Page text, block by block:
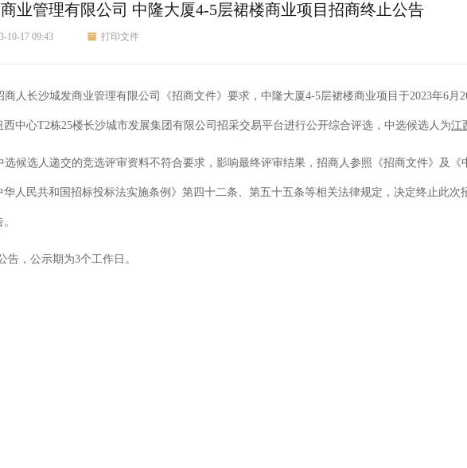
业管理有限公司 中隆大厦4-5层裙楼商业项目招商终止公告
10-17 09:43 打印文件
商人长沙城发商业管理有限公司《招商文件》要求， 中隆大厦4-5层裙楼商业项目于2023年6月
西中心T2栋25楼长沙城市发展集团有限公司招采交易平台进行公开综合评选，中选候选人为江
选候选人递交的竞选评审资料不符合要求，影响最终评审结果，招商人参照 《招商文件》 及《
华人民共和国招标投标法实施条例》第四十二条、第五十五条等相关法律规定，决定终止此次
告，公示期为3个工作日。